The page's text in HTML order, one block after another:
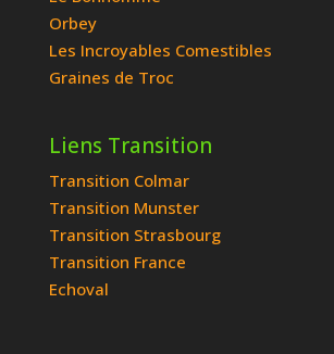
Orbey
Les Incroyables Comestibles
Graines de Troc
Liens Transition
Transition Colmar
Transition Munster
Transition Strasbourg
Transition France
Echoval